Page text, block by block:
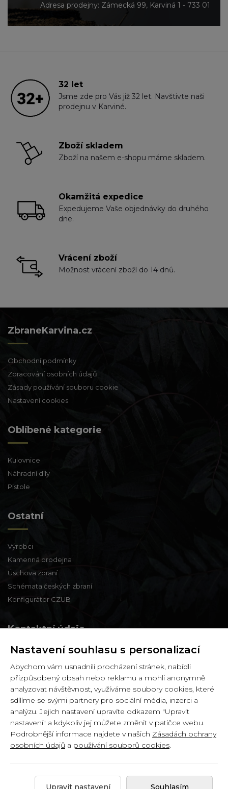
Adresa prodejny: Zámecká 99, Karviná 1 - 733 01
32 let
Jsme zde pro Vás již 32 let. Navštivte naši
prodejnu v Karviné.
Zboží skladem
Zboží na našem e-shopu máme skladem.
Okamžitá expedice
Expedujeme Vaše objednávky do druhého
dne.
Vrácení zboží
Možnost vrácení zboží do 14 dnů.
ZbraneKarvina.cz
Obchodní podmínky
Zpracování osobních údajů
Zásady používání souboru cookie
Nastavení cookies
Oblíbené kategorie
Kulovnice
Náhradní díly
Pistole
Ostatní
Výrobci
Kamenná prodejna
Úschova zbraní
Schémata českých zbraní
Konfigurátor CZUB
Kontaktní údaje
Zbraně a střelivo Karviná
Zámecká 99,
Karviná - Fryštát,
733 01
IČ: 65900634
DIČ: CZ6358030426
Copyright © 2026 byZbranekarvina.cz.
Nastavení souhlasu s personalizací
Abychom vám usnadnili procházení stránek, nabídli
přizpůsobený obsah nebo reklamu a mohli anonymně
analyzovat návštěvnost, využíváme soubory cookies, které
sdílíme se svými partnery pro sociální média, inzerci a
analýzu. Jejich nastavení upravíte odkazem "Upravit
nastavení" a kdykoliv jej můžete změnit v patičce webu.
Podrobnější informace najdete v našich Zásadách ochrany
osobních údajů a používání souborů cookies.
Souhlasím
Upravit nastavení